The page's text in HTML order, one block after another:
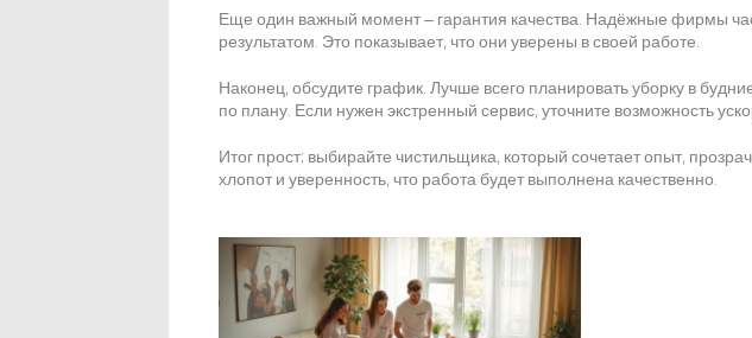
Еще один важный момент – гарантия качества. Надёжные фирмы
результатом. Это показывает, что они уверены в своей работе.
Наконец, обсудите график. Лучше всего планировать уборку в
по плану. Если нужен экстренный сервис, уточните возможность
Итог прост: выбирайте чистильщика, который сочетает опыт,
хлопот и уверенность, что работа будет выполнена качественно.